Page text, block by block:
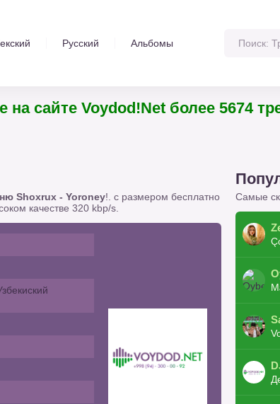
Русский Альбомы
на сайте Voydod!Net более 5674
Shoxrux - Yoroney!. с размером бесплатно
качестве 320 kbp/s.
Самые